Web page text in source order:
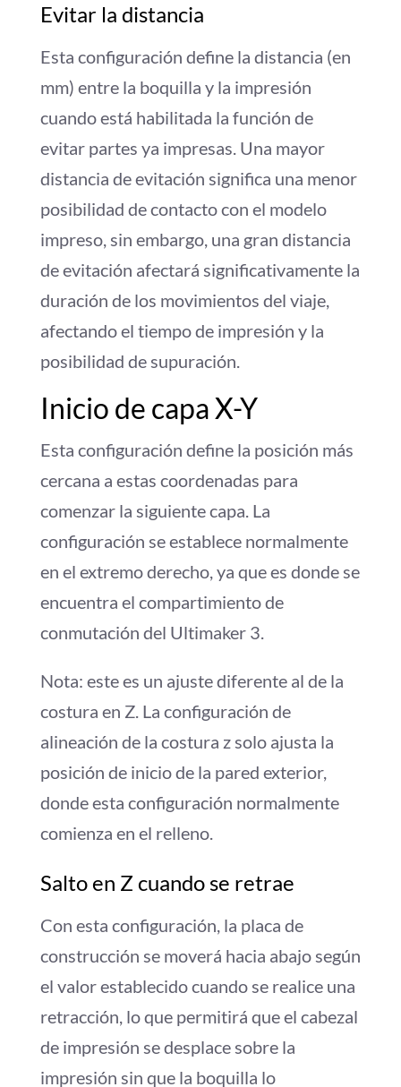
Evitar la distancia
Esta configuración define la distancia (en
mm) entre la boquilla y la impresión
cuando está habilitada la función de
evitar partes ya impresas. Una mayor
distancia de evitación significa una menor
posibilidad de contacto con el modelo
impreso, sin embargo, una gran distancia
de evitación afectará significativamente la
duración de los movimientos del viaje,
afectando el tiempo de impresión y la
posibilidad de supuración.
Inicio de capa X-Y
Esta configuración define la posición más
cercana a estas coordenadas para
comenzar la siguiente capa. La
configuración se establece normalmente
en el extremo derecho, ya que es donde se
encuentra el compartimiento de
conmutación del Ultimaker 3.
Nota: este es un ajuste diferente al de la
costura en Z. La configuración de
alineación de la costura z solo ajusta la
posición de inicio de la pared exterior,
donde esta configuración normalmente
comienza en el relleno.
Salto en Z cuando se retrae
Con esta configuración, la placa de
construcción se moverá hacia abajo según
el valor establecido cuando se realice una
retracción, lo que permitirá que el cabezal
de impresión se desplace sobre la
impresión sin que la boquilla lo